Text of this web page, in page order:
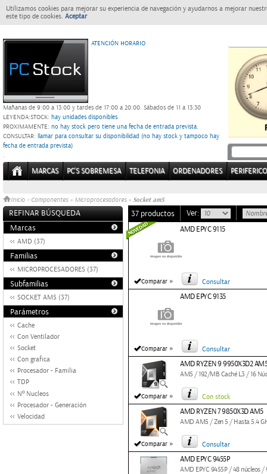
Utilizamos cookies para mejorar su experiencia de navegación y ayudarnos a mejorar
este tipo de cookies. Aceptar
ATENCIÓN HORARIO
Mañanas de 9:00 a 13:00 y tardes de 17:00 a 20:00. Sábados de 11 a 13:30
LEYENDA:STOCK: hay unidades disponibles
PROXIMAMENTE: no hay stock pero tiene una fecha de entrada prevista.
CONSULTAR: llamar para consultar su disponibilidad (no hay stock y tampoco hay
fecha de entrada prevista)
.
MARCAS PC'S SOBREMESA TELEFONIA ORDENADORES
Inicio > Componentes » Microprocesadores » Socket am5
REFINAR BÚSQUEDA
Marcas
AMD (37)
Familias
MICROPROCESADORES (37)
Subfamilias
SOCKET AM5 (37)
Parámetros
Cache
Con Ventilador
Socket
Con grafica
Procesador - Familia
TDP
Nº Nucleos
Procesador - Generación
Velocidad
37 productos Ver:
Comparar »
AMD EPYC 9115
Consultar
Comparar »
AMD EPYC 9135
Consultar
Comparar »
AMD RYZEN 9 9950X3D2 AM5
AM5 / 192/MB Caché L3 / 16
Con stock
Comparar »
AMD RYZEN 7 9850X3D AM5
AMD AM5 / Zen 5 / Hasta 5.4
Consultar
AMD EPYC 9455P
AMD EPYC 9455P / 48 núcleos